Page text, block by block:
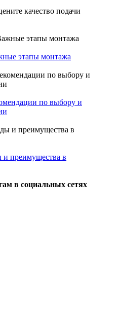
качество подачи
этапы монтажа
по выбору и
преимущества в
в социальных сетях